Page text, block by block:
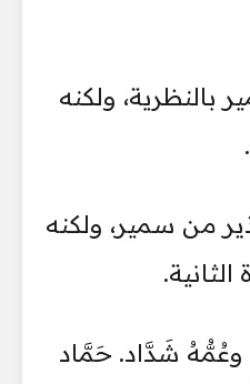
ولكنه
من سمير، ولكنه
وعُمُّهُ شَدَّاد. حَمَّاد